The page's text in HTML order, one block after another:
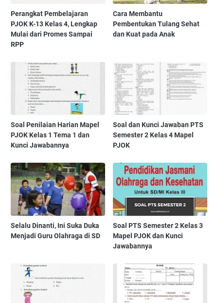
Perangkat Pembelajaran
PJOK K-13 Kelas 4, Lengkap
Mulai dari Promes Sampai
RPP
Cara Membantu
Pembentukan Tulang Sehat
dan Kuat pada Anak
Soal Penilaian Harian Mapel
PJOK Kelas 1 Tema 1 dan
Kunci Jawabannya
Soal dan Kunci Jawaban PTS
Semester 2 Kelas 4 Mapel
PJOK
Selalu Dinanti, Ini Suka Duka
Menjadi Guru Olahraga di SD
Soal PTS Semester 2 Kelas 3
Mapel PJOK dan Kunci
Jawabannya